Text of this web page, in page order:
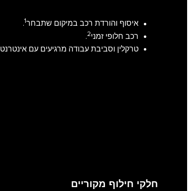
איסוף והורדת רכב במיקום שתבחר1
.
רכב חלופי זמני2
.
טרקלין וסביבת עבודה מרגיעים עם
חלקי חילוף מקוריים